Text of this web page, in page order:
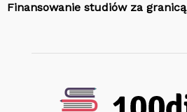
Finansowanie studiów za granicą